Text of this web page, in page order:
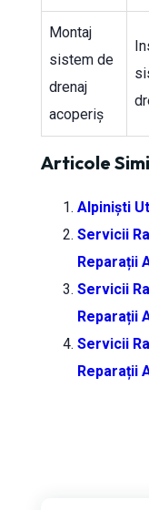
Montaj
sistem de
drenaj
acoperiș
Articole
Alpiniști
Servicii
Reparații
Servicii
Reparații
Servicii
Reparații